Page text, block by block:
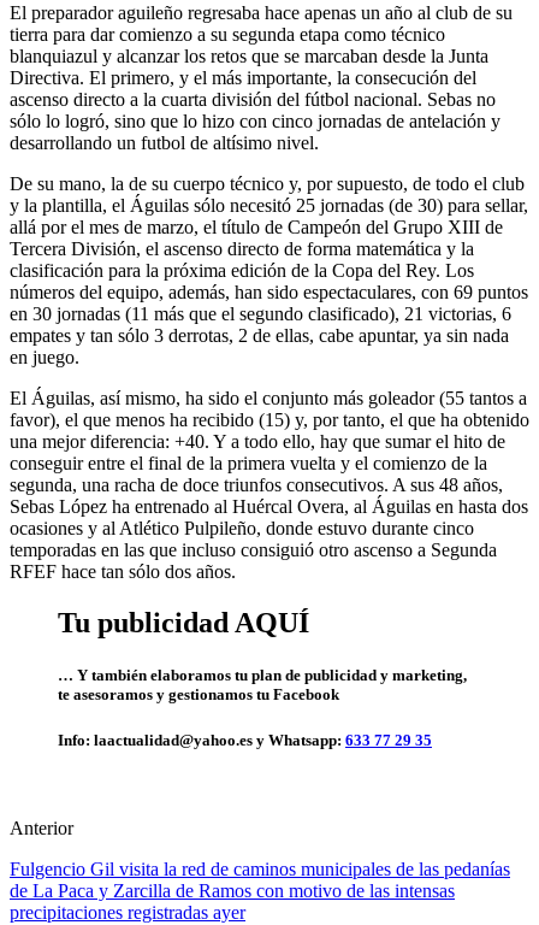
El preparador aguileño regresaba hace apenas un año al club de su
tierra para dar comienzo a su segunda etapa como técnico
blanquiazul y alcanzar los retos que se marcaban desde la Junta
Directiva. El primero, y el más importante, la consecución del
ascenso directo a la cuarta división del fútbol nacional. Sebas no
sólo lo logró, sino que lo hizo con cinco jornadas de antelación y
desarrollando un futbol de altísimo nivel.
De su mano, la de su cuerpo técnico y, por supuesto, de todo el club
y la plantilla, el Águilas sólo necesitó 25 jornadas (de 30) para sellar,
allá por el mes de marzo, el título de Campeón del Grupo XIII de
Tercera División, el ascenso directo de forma matemática y la
clasificación para la próxima edición de la Copa del Rey. Los
números del equipo, además, han sido espectaculares, con 69 puntos
en 30 jornadas (11 más que el segundo clasificado), 21 victorias, 6
empates y tan sólo 3 derrotas, 2 de ellas, cabe apuntar, ya sin nada
en juego.
El Águilas, así mismo, ha sido el conjunto más goleador (55 tantos a
favor), el que menos ha recibido (15) y, por tanto, el que ha obtenido
una mejor diferencia: +40. Y a todo ello, hay que sumar el hito de
conseguir entre el final de la primera vuelta y el comienzo de la
segunda, una racha de doce triunfos consecutivos. A sus 48 años,
Sebas López ha entrenado al Huércal Overa, al Águilas en hasta dos
ocasiones y al Atlético Pulpileño, donde estuvo durante cinco
temporadas en las que incluso consiguió otro ascenso a Segunda
RFEF hace tan sólo dos años.
Tu publicidad AQUÍ
… Y también elaboramos tu plan de publicidad y marketing,
te asesoramos y gestionamos tu Facebook
Info: laactualidad@yahoo.es y Whatsapp: 633 77 29 35
Anterior
Fulgencio Gil visita la red de caminos municipales de las pedanías
de La Paca y Zarcilla de Ramos con motivo de las intensas
precipitaciones registradas ayer